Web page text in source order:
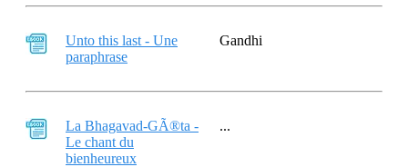
Unto this last - Une
paraphrase
Gandhi
La Bhagavad-GÃ®ta -
Le chant du
bienheureux
...